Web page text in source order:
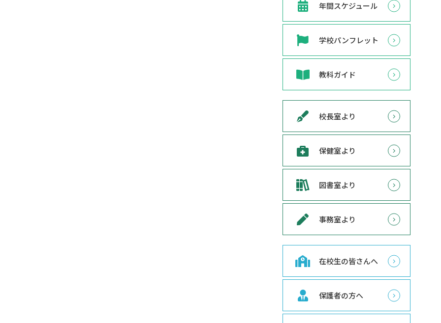
年間スケジュール
学校パンフレット
教科ガイド
校長室より
保健室より
図書室より
事務室より
在校生の皆さんへ
保護者の方へ